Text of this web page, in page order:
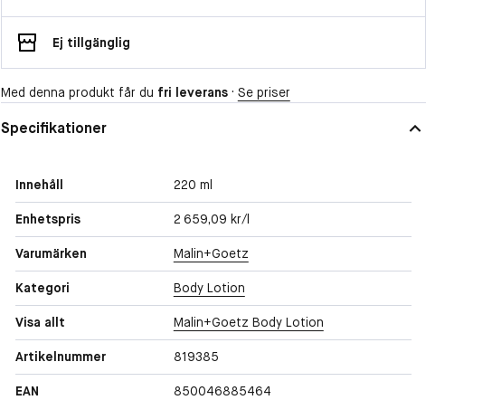
Ej tillgänglig
Med denna produkt får du fri leverans· Se priser
Specifikationer
Innehåll 220 ml
Enhetspris 2 659,09 kr/l
Varumärken Malin+Goetz
Kategori Body Lotion
Visa allt Malin+Goetz Body Lotion
Artikelnummer 819385
EAN 850046885464